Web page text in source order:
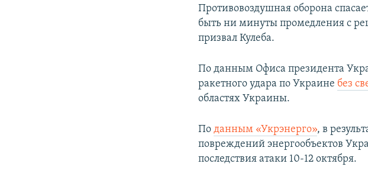
Противовоздушная оборона
быть ни минуты промедления с
призвал Кулеба.
По данным Офиса президента
ракетного удара по Украине без
областях Украины.
Поданным «Укрэнерго», в
повреждений энергообъектов
последствия атаки 10-12 октября.